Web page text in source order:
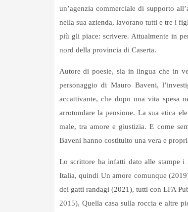
un’agenzia commerciale di supporto
nella sua azienda, lavorano tutti e tre i
più gli piace: scrivere. Attualmente in
nord della provincia di Caserta.
Autore di poesie, sia in lingua che in
personaggio di Mauro Baveni,
accattivante, che dopo una vita spesa
arrotondare la pensione. La sua etica
male, tra amore e giustizia. E come
Baveni hanno costituito una vera e
Lo scrittore ha infatti dato alle stampe
Italia, quindi Un amore comunque
dei gatti randagi (2021), tutti con LFA
2015), Quella casa sulla roccia e altre